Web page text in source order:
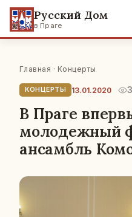
Русский Дом
в Праге
Главная · Концерты
КОНЦЕРТЫ 13.01.2020 3
В Праге
молодежный
ансамбль